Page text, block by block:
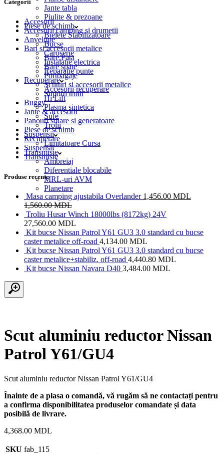
Jante tabla
Piulite & prezoane
Piese de schimb
Bielete Stabilizatoare
Bucse
Caroserie
Instalatie electrica
Reparatie punte
Recuperare
Accesorii recuperare
Hi Lift
Plasma sintetica
Sufe
Trolii
Suspensii
Limitatoare Cursa
Transmisie
Ambreiaj
Diferentiale blocabile
MRL-uri AVM
Planetare
Categorii
Accesorii
Accesorii camping si drumetii
Anvelope
Bari si accesorii metalice
Bare Fata
Bare spate
Portbagaje
Scuturi si accesorii metalice
Suporti trolii
Buggy
Jante & accesorii
Panouri solare si generatoare
Piese de schimb
Recuperare
Suspensii
Transmisie
Produse recente
Masa camping ajustabila Overlander 1,456.00 MDL
1,560.00MDL
Troliu Husar Winch 18000lbs (8172kg) 24V
27,560.00 MDL
Kit bucse Nissan Patrol Y61 GU3 3.0 standard cu bucse
caster metalice off-road 4,134.00 MDL
Kit bucse Nissan Patrol Y61 GU3 3.0 standard cu bucse
caster metalice+stabiliz. off-road 4,440.80 MDL
Kit bucse Nissan Navara D40 3,484.00 MDL
Scut aluminiu reductor Nissan
Patrol Y61/GU4
Scut aluminiu reductor Nissan Patrol Y61/GU4
Înainte de a plasa o comandă, vă rugăm să ne contactați pentru
a confirma disponibilitatea produselor comandate și data
posibilă de livrare.
4,368.00 MDL
SKU fab_115